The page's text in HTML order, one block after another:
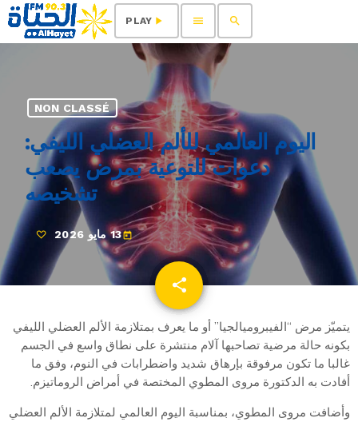
search
menu
play_arrow
PLAY
NON CLASSÉ
اليوم العالمي للألم العضلي الليفي:
دعوات للتوعية بمرض يصعب
تشخيصه
today13 مايو 2026
share
email
يتميّز مرض “الفيبروميالجيا” أو ما يعرف بمتلازمة الألم العضلي الليفي
بكونه حالة مرضية تصاحبها آلام منتشرة على نطاق واسع في الجسم
غالبا ما تكون مرفوقة بإرهاق شديد واضطرابات في النوم، وفق ما
أفادت به الدكتورة مروى المطوي المختصة في أمراض الروماتيزم.
وأضافت مروى المطوي، بمناسبة اليوم العالمي لمتلازمة الألم العضلي